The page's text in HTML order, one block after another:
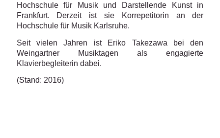
Hochschule für Musik und Darstellende Kunst in
Frankfurt. Derzeit ist sie Korrepetitorin an der
Hochschule für Musik Karlsruhe.
Seit vielen Jahren ist Eriko Takezawa bei den
Weingartner Musiktagen als engagierte
Klavierbegleiterin dabei.
(Stand: 2016)